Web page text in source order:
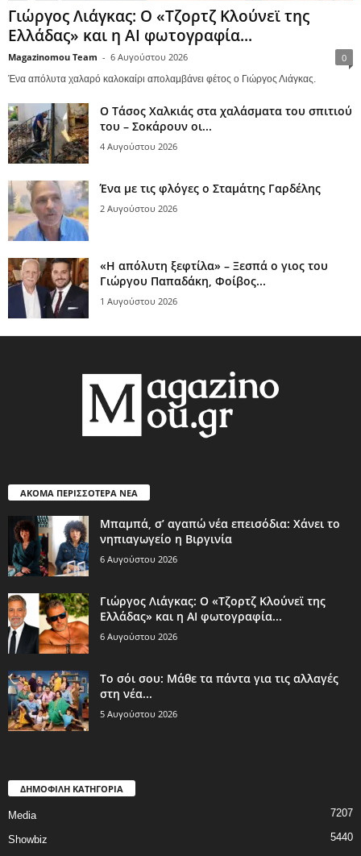
Γιώργος Λιάγκας: Ο «Τζορτζ Κλούνεϊ της
Ελλάδας» και η AI φωτογραφία...
Magazinomou Team - 6 Αυγούστου 2026 0
Ένα απόλυτα χαλαρό καλοκαίρι απολαμβάνει φέτος ο Γιώργος Λιάγκας.
Ο Τάσος Χαλκιάς στα χαλάσματα του σπιτιού
του – Σοκάρουν οι...
4 Αυγούστου 2026
Ένα με τις φλόγες ο Σταμάτης Γαρδέλης
2 Αυγούστου 2026
«Η απόλυτη ξεφτίλα» – Ξεσπά ο γιος του
Γιώργου Παπαδάκη, Φοίβος...
1 Αυγούστου 2026
ΑΚΟΜΑ ΠΕΡΙΣΣΟΤΕΡΑ ΝΕΑ
Μπαμπά, σ’ αγαπώ νέα επεισόδια: Χάνει το
νηπιαγωγείο η Βιργινία
6 Αυγούστου 2026
Γιώργος Λιάγκας: Ο «Τζορτζ Κλούνεϊ της
Ελλάδας» και η AI φωτογραφία...
6 Αυγούστου 2026
Το σόι σου: Μάθε τα πάντα για τις αλλαγές
στη νέα...
5 Αυγούστου 2026
ΔΗΜΟΦΙΛΗ ΚΑΤΗΓΟΡΙΑ
Media 7207
Showbiz
5440